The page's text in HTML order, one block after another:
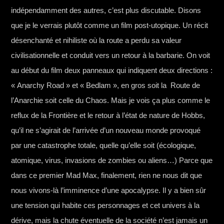
indépendamment des autres, c’est plus discutable. Disons
que je le verrais plutôt comme un film post-utopique. Un récit
désenchanté et nihiliste où la route a perdu sa valeur
civilisationnelle et conduit vers un retour à la barbarie. On voit
au début du film deux panneaux qui indiquent deux directions :
« Anarchy Road » et « Bedlam », en gros soit la Route de
l’Anarchie soit celle du Chaos. Mais je vois ça plus comme le
reflux de la Frontière et le retour à l’état de nature de Hobbs,
qu’il ne s’agirait de l’arrivée d’un nouveau monde provoqué
par une catastrophe totale, quelle qu’elle soit (écologique,
atomique, virus, invasions de zombies ou aliens…) Parce que
dans ce premier Mad Max, finalement, rien ne nous dit que
nous vivons-là l’imminence d’une apocalypse. Il y a bien sûr
une tension qui habite ces personnages et cet univers à la
dérive, mais la chute éventuelle de la société n’est jamais un